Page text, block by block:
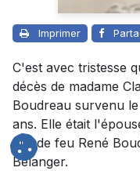
Imprimer
C'est avec tristesse
décès de madame
Boudreau survenu
ans. Elle était
fille de feu René
Bélanger.